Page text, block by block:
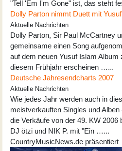
"Tell 'Em I'm Gone" ist, das steht
Dolly Parton nimmt Duett mit
Aktuelle Nachrichten
Dolly Parton, Sir Paul McCartney
gemeinsame einen Song
auf dem neuen Yusuf Islam Album
diesem Frühjahr erscheinen …...
Deutsche Jahresendcharts 2007
Aktuelle Nachrichten
Wie jedes Jahr werden auch in
meistverkauften Singles und
die Verkäufe von der 49. KW 2006
DJ ötzi und NIK P. mit "Ein …...
CountryMusicNews.de präsentiert